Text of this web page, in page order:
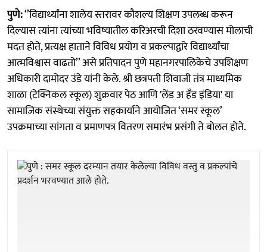
पुणे:‘’विद्यार्थ्यांना शालेय स्तरावर कौशल्य शिक्षण उपलब्ध करून
दिल्यास त्यांना त्यांच्या भविष्यातील करिअरची दिशा ठरवण्यास मोलाची
मदत होते, प्रत्यक्ष हाताने विविध प्रयोग व प्रकल्पाद्वारे विद्यार्थ्यांचा
आत्मविश्वास वाढतो’’ असे प्रतिपादन पुणे महानगरपालिकेचे उपशिक्षण
अधिकारी दामोदर उंडे यांनी केले. श्री छत्रपती शिवाजी तंत्र माध्यमिक
शाळा (टेक्निकल स्कूल) शुक्रवार पेठ आणि 'लेंड अ हँड इंडिया' या
सामाजिक संस्थेच्या संयुक्त सहकार्याने आयोजित ‘समर स्कूल’
उपक्रमाच्या सांगता व प्रमाणपत्र वितरण समारंभ प्रसंगी ते बोलत होते.